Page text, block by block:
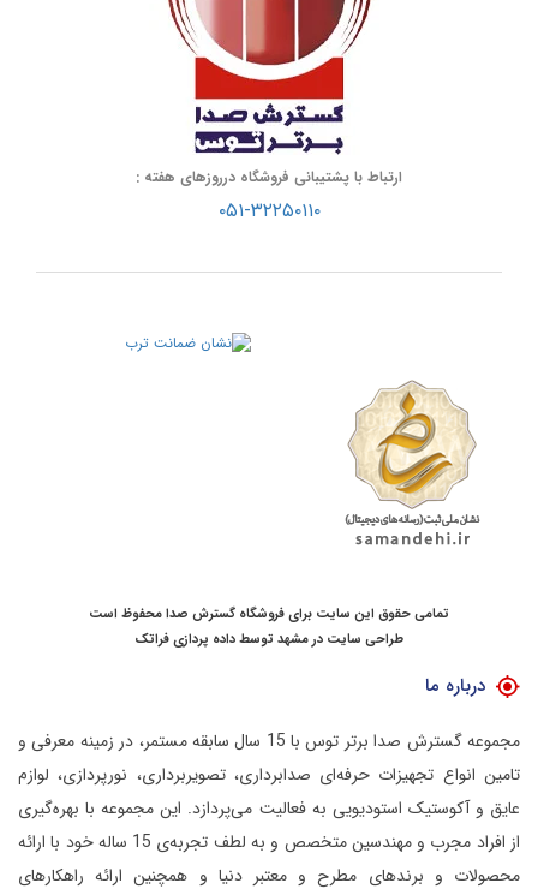
ارتباط با پشتیبانی فروشگاه درروزهای هفته :
۰۵۱-۳۲۲۵۰۱۱۰
تمامی حقوق این سایت برای فروشگاه گسترش صدا محفوظ است
طراحی سایت در مشهد توسطداده پردازی فراتک
درباره ما
مجموعه گسترش صدا برتر توس با 15 سال سابقه مستمر، در زمینه معرفی و
تامین انواع تجهیزات حرفه‌ای صدابرداری، تصویربرداری، نورپردازی، لوازم
عایق و آکوستیک استودیویی به فعالیت می‌پردازد. این مجموعه با بهره‌گیری
از افراد مجرب و مهندسین متخصص و به لطف تجربه‌ی 15 ساله خود با ارائه
محصولات و برندهای مطرح و معتبر دنیا و همچنین ارائه راهکارهای